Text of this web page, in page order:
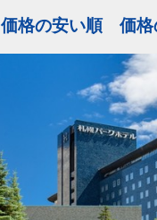
価格の安い順 価